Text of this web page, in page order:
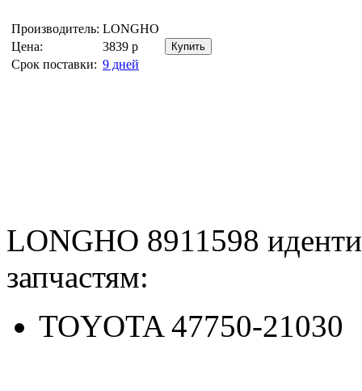
Производитель: LONGHO
Цена:
3839 р
Срок поставки: 9 дней
LONGHO 8911598
запчастям:
TOYOTA 47750-21030